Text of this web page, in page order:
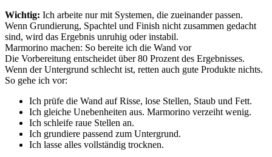
Wichtig: Ich arbeite nur mit Systemen, die zueinander passen.
Wenn Grundierung, Spachtel und Finish nicht zusammen gedacht
sind, wird das Ergebnis unruhig oder instabil.
Marmorino machen: So bereite ich die Wand vor
Die Vorbereitung entscheidet über 80 Prozent des Ergebnisses.
Wenn der Untergrund schlecht ist, retten auch gute Produkte nichts.
So gehe ich vor:
Ich prüfe die Wand auf Risse, lose Stellen, Staub und Fett.
Ich gleiche Unebenheiten aus. Marmorino verzeiht wenig.
Ich schleife raue Stellen an.
Ich grundiere passend zum Untergrund.
Ich lasse alles vollständig trocknen.